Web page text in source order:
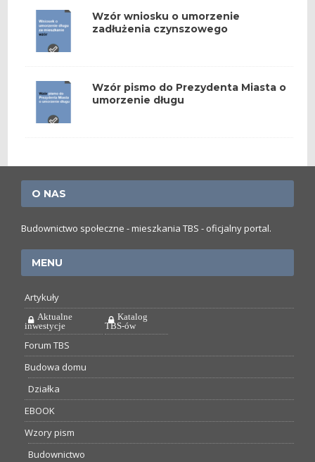
Wzór wniosku o umorzenie
zadłużenia czynszowego
Wzór pismo do Prezydenta Miasta o
umorzenie długu
O NAS
Budownictwo społeczne - mieszkania TBS - oficjalny portal.
MENU
Artykuły
Aktualne
inwestycje
Katalog
TBS-ów
Forum TBS
Budowa domu
Działka
EBOOK
Wzory pism
Budownictwo